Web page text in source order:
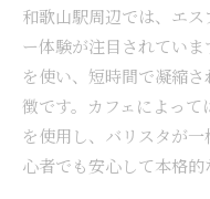
和歌山駅周辺では、エ
ー体験が注目されてい
を使い、短時間で凝縮
徴です。カフェによっ
を使用し、バリスタが
心者でも安心して本格的